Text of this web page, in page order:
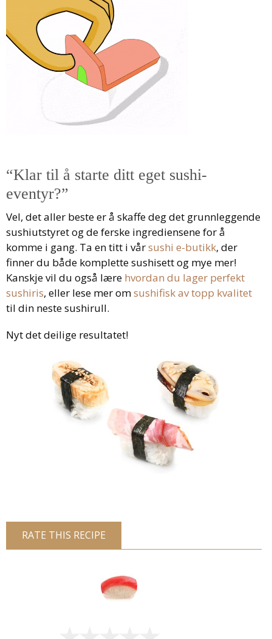
“Klar til å starte ditt eget sushi-
eventyr?”
Vel, det aller beste er å skaffe deg det grunnleggende
sushiutstyret og de ferske ingrediensene for å
komme i gang. Ta en titt i vårsushi e-butikk, der
finner du både komplette sushisett og mye mer!
Kanskje vil du også lære hvordan du lager perfekt
sushiris, eller lese mer omsushifisk av topp kvalitet
til din neste sushirull.
Nyt det deilige resultatet!
RATE THIS RECIPE